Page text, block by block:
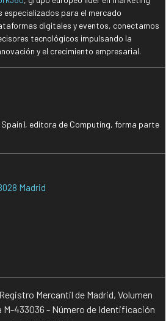
especializados para el mercado
digitales y eventos, conectamos
tecnológicos impulsando la
y el crecimiento empresarial.
Spain), editora de Computing, forma parte
Madrid
Mercantil de Madrid, Volumen
M-433036 - Número de Identificación